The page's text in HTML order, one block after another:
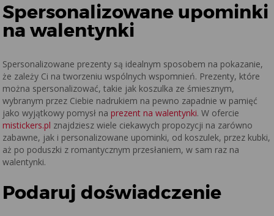
Spersonalizowane upominki
na walentynki
Spersonalizowane prezenty są idealnym sposobem na pokazanie,
że zależy Ci na tworzeniu wspólnych wspomnień. Prezenty, które
można spersonalizować, takie jak koszulka ze śmiesznym,
wybranym przez Ciebie nadrukiem na pewno zapadnie w pamięć
jako wyjątkowy pomysł naprezent na walentynki. W ofercie
mistickers.pl znajdziesz wiele ciekawych propozycji na zarówno
zabawne, jak i personalizowane upominki, od koszulek, przez kubki,
aż po poduszki z romantycznym przesłaniem, w sam raz na
walentynki.
Podaruj doświadczenie